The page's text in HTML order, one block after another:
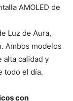
AMOLED de
Luz de Aura,
Ambos modelos
alta calidad y
todo el día.
con